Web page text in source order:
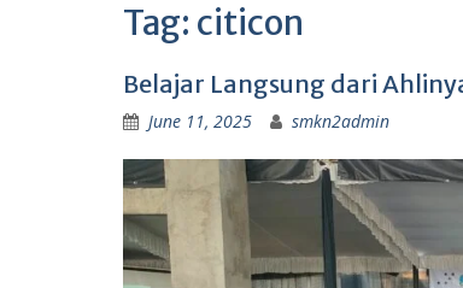
Tag: citicon
Belajar Langsung dari
June 11, 2025 smkn2admin